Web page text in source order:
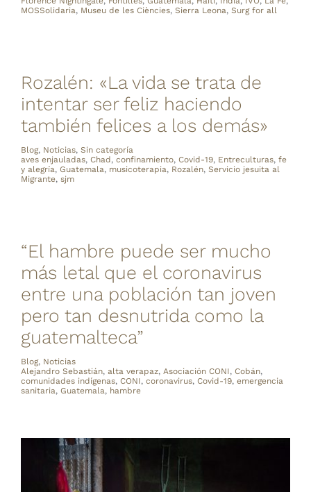
MOSSolidaria, Museu de les Ciències, Sierra Leona, Surg for all
Rozalén: «La vida se trata de
intentar ser feliz haciendo
también felices a los demás»
Blog, Noticias, Sin categoría
aves enjauladas, Chad, confinamiento, Covid-19, Entreculturas, fe
y alegría, Guatemala, musicoterapia, Rozalén, Servicio jesuita al
Migrante, sjm
“El hambre puede ser mucho
más letal que el coronavirus
entre una población tan joven
pero tan desnutrida como la
guatemalteca”
Blog, Noticias
Alejandro Sebastián, alta verapaz, Asociación CONI, Cobán,
comunidades indígenas, CONI, coronavirus, Covid-19, emergencia
sanitaria, Guatemala, hambre